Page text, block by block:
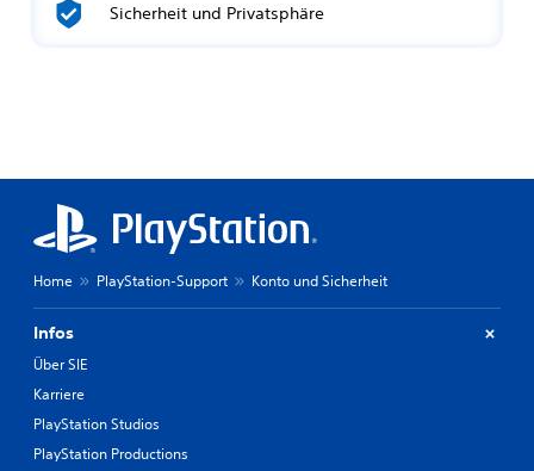
Sicherheit und Privatsphäre
Home PlayStation-Support Konto und Sicherheit
Infos
Über SIE
Karriere
PlayStation Studios
PlayStation Productions